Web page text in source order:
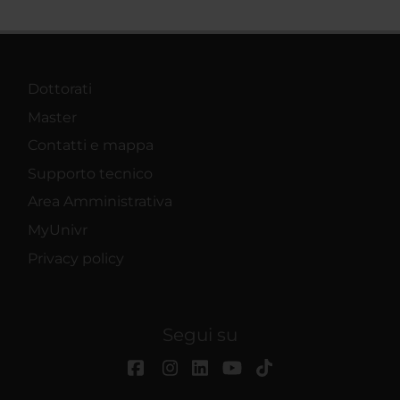
Dottorati
Master
Contatti e mappa
Supporto tecnico
Area Amministrativa
MyUnivr
Privacy policy
Segui su